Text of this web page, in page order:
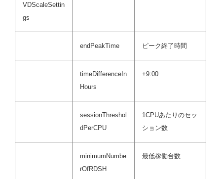
VDScaleSettin
gs
endPeakTime ピーク終了時間
timeDifferenceIn
Hours
+9:00
sessionThreshol
dPerCPU
1CPUあたりのセッ
ション数
minimumNumbe
rOfRDSH
最低稼働台数